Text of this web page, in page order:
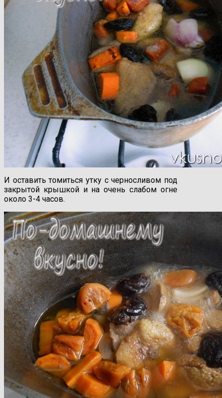
И оставить томиться утку с черносливом под
закрытой крышкой и на очень слабом огне
около 3-4 часов.